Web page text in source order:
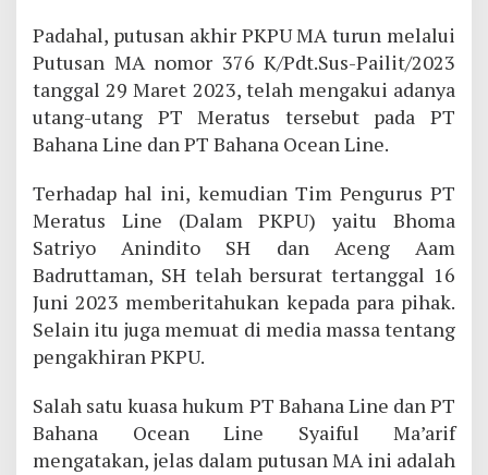
Padahal, putusan akhir PKPU MA turun melalui
Putusan MA nomor 376 K/Pdt.Sus-Pailit/2023
tanggal 29 Maret 2023, telah mengakui adanya
utang-utang PT Meratus tersebut pada PT
Bahana Line dan PT Bahana Ocean Line.
Terhadap hal ini, kemudian Tim Pengurus PT
Meratus Line (Dalam PKPU) yaitu Bhoma
Satriyo Anindito SH dan Aceng Aam
Badruttaman, SH telah bersurat tertanggal 16
Juni 2023 memberitahukan kepada para pihak.
Selain itu juga memuat di media massa tentang
pengakhiran PKPU.
Salah satu kuasa hukum PT Bahana Line dan PT
Bahana Ocean Line Syaiful Ma’arif
mengatakan, jelas dalam putusan MA ini adalah